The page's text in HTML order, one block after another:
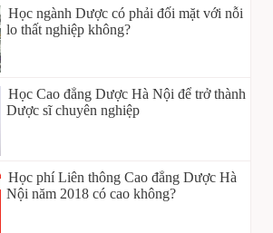
Học ngành Dược có phải đối mặt với nỗi
lo thất nghiệp không?
Học Cao đẳng Dược Hà Nội để trở thành
Dược sĩ chuyên nghiệp
Học phí Liên thông Cao đẳng Dược Hà
Nội năm 2018 có cao không?